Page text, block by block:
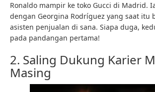
Ronaldo mampir ke toko Gucci di Madrid.
dengan Georgina Rodríguez yang saat itu
asisten penjualan di sana. Siapa duga,
pada pandangan pertama!
2. Saling Dukung Karier
Masing